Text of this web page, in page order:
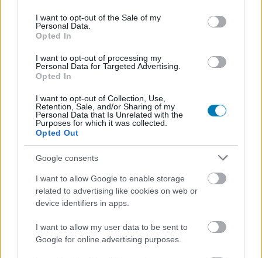
consent section.
I want to opt-out of the Sale of my
Personal Data.
Opted In
I want to opt-out of processing my
Personal Data for Targeted Advertising.
Opted In
I want to opt-out of Collection, Use,
Retention, Sale, and/or Sharing of my
Personal Data that Is Unrelated with the
Purposes for which it was collected.
Opted Out
Google consents
I want to allow Google to enable storage
related to advertising like cookies on web or
device identifiers in apps.
I want to allow my user data to be sent to
Google for online advertising purposes.
Chavalier|2024 augusztus 20. 11:26
Az utóbbi hetek legfontosabb filmjei közül nem
mindegyiknek alakul úgy a mozis pályafutása,
ahogy azt az alkotók remélték.
Unmute Loaded:
80.09%
Tombol a hőség, sorra dőlnek a melegrekordok, így
cseppet sem meglepő, hogy sokan keresnek enyhülést
és kikapcsolódást a klimatizált vetítőtermekben, amit
bizony igyekeznek ki is használni a filmstúdiók, sorra
mutatva be újdonságaikat. A nyár slágere minden
kétséget kizáróan a
Deadpool & Rozsomák, amely a
Marvel jelenleg is futó Multiverzum sagájának második